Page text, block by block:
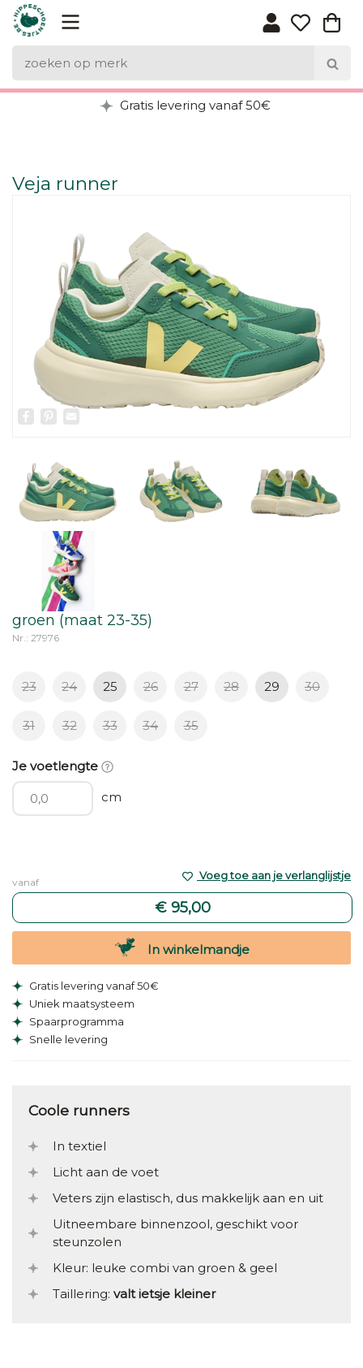
Gratis levering vanaf 50€
Veja runner
Facebook
Pinterest
Email
groen (maat 23-35)
Nr.: 27976
23 24 25 26 27 28 29 30
31 32 33 34 35
Je voetlengte
cm
vanaf
€ 95,00
Voeg toe aan je verlanglijstje
In winkelmandje
Gratis levering vanaf 50€
Uniek maatsysteem
Spaarprogramma
Snelle levering
Coole runners
In textiel
Licht aan de voet
Veters zijn elastisch, dus makkelijk aan en uit
Uitneembare binnenzool, geschikt voor
steunzolen
Kleur: leuke combi van groen & geel
Taillering: valt ietsje kleiner